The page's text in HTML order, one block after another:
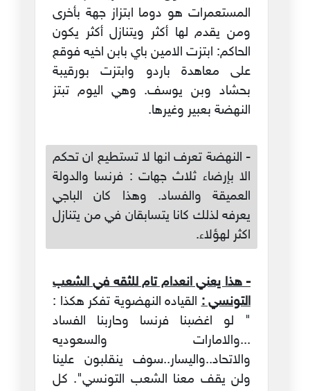
المستعمرات هو دوما ابتزاز جهة بأخرى
ومن يقدم لها أكثر ويتنازل أكثر يكون
الحاكم: ابتزت الامين باي بابن اخيه فوقع
على معاهدة باردو وابتزت بورقيبة
بحشاد وبن يوسف. وهي اليوم تبتز
النهضة بعبير وغيرها.
- النهضة تعرف انها لا تستطيع ان تحكم
الا بإرضاء ثلاث جهات : فرنسا والدولة
العميقة والفساد. وهذا كان الباجي
يعرفه لذلك كانا يتسابقان في من يتنازل
اكثر لهؤلاء.
- هذا يعني انعدام تام للثقه في الشعب
التونسي :القياده النهضوية تفكر هكذا :
" لو اغضبنا فرنسا وحاربنا الفساد
...والامارات والسعوديه
والاتحاد..واليسار..سوف ينقلبون علينا
ولن يقف معنا الشعب التونسي". كل